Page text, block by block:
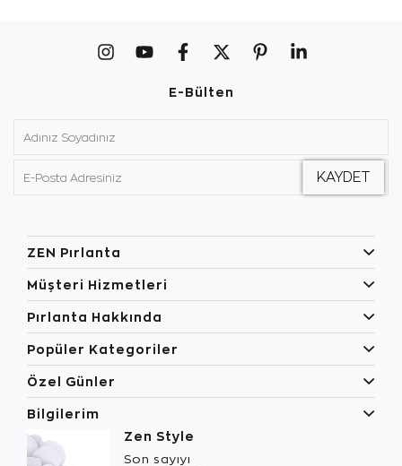
E-Bülten
ZEN Pırlanta
Müşteri Hizmetleri
Pırlanta Hakkında
Popüler Kategoriler
Özel Günler
Bilgilerim
Zen Style
Son sayıyı